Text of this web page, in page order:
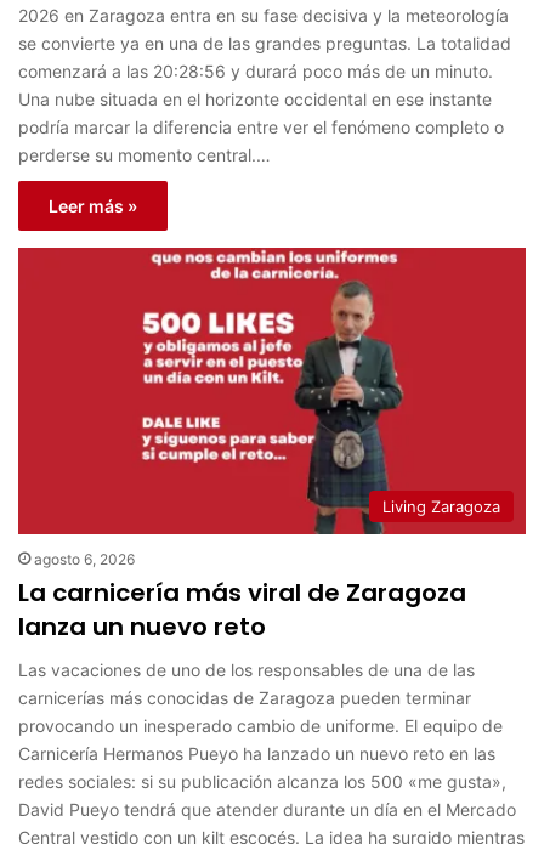
2026 en Zaragoza entra en su fase decisiva y la meteorología
se convierte ya en una de las grandes preguntas. La totalidad
comenzará a las 20:28:56 y durará poco más de un minuto.
Una nube situada en el horizonte occidental en ese instante
podría marcar la diferencia entre ver el fenómeno completo o
perderse su momento central.…
Leer más »
Living Zaragoza
agosto 6, 2026
La carnicería más viral de Zaragoza
lanza un nuevo reto
Las vacaciones de uno de los responsables de una de las
carnicerías más conocidas de Zaragoza pueden terminar
provocando un inesperado cambio de uniforme. El equipo de
Carnicería Hermanos Pueyo ha lanzado un nuevo reto en las
redes sociales: si su publicación alcanza los 500 «me gusta»,
David Pueyo tendrá que atender durante un día en el Mercado
Central vestido con un kilt escocés. La idea ha surgido mientras